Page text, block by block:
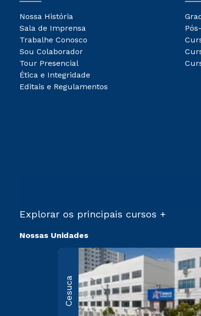
Nossa História
Sala de Imprensa
Trabalhe Conosco
Sou Colaborador
Tour Presencial
Ética e Integridade
Editais e Regulamentos
Explorar os principais cursos +
Nossas Unidades
Cesuca